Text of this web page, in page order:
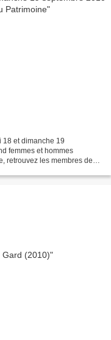
et dimanche 19
femmes et hommes
retrouvez les membres de